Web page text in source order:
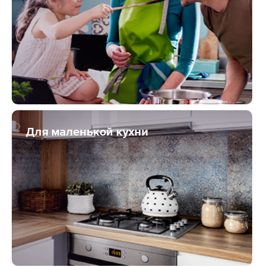
Для маленькой кухни